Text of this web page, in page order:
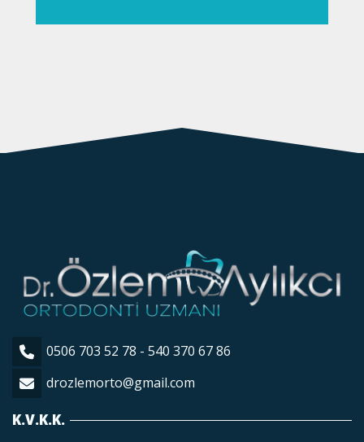
0506 703 52 78 - 540 370 67 86
drozlemorto@gmail.com
K.V.K.K.